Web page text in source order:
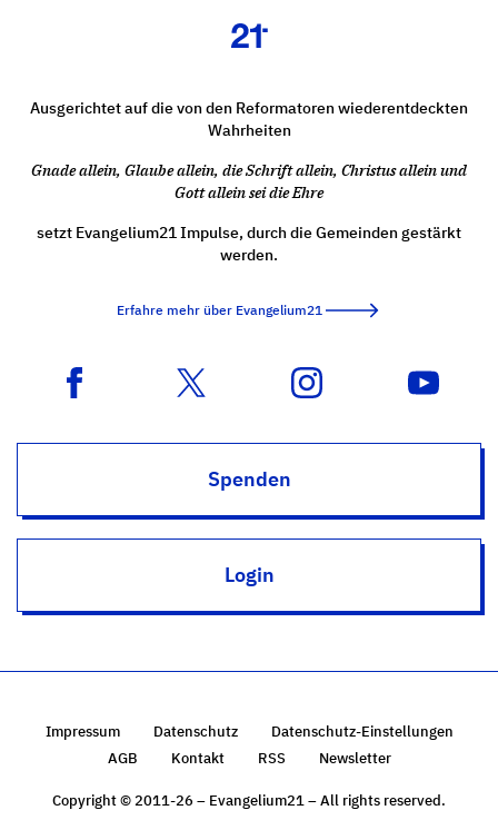
Ausgerichtet auf die von den Reformatoren wiederentdeckten
Wahrheiten
Gnade allein, Glaube allein, die Schrift allein, Christus allein und
Gott allein sei die Ehre
setzt Evangelium21 Impulse, durch die Gemeinden gestärkt
werden.
Erfahre mehr über Evangelium21
Spenden
Login
Impressum Datenschutz
Datenschutz-Einstellungen
AGB
Kontakt RSS Newsletter
Copyright © 2011-26 – Evangelium21 – All rights reserved.